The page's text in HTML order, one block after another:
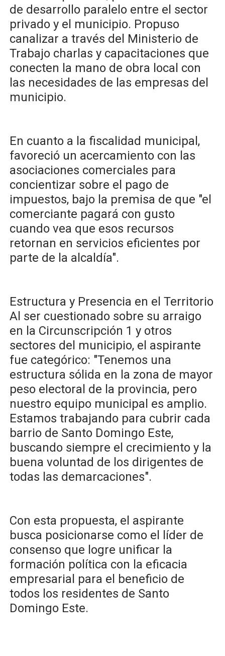
de desarrollo paralelo entre el sector
privado y el municipio. Propuso
canalizar a través del Ministerio de
Trabajo charlas y capacitaciones que
conecten la mano de obra local con
las necesidades de las empresas del
municipio.
​En cuanto a la fiscalidad municipal,
favoreció un acercamiento con las
asociaciones comerciales para
concientizar sobre el pago de
impuestos, bajo la premisa de que "el
comerciante pagará con gusto
cuando vea que esos recursos
retornan en servicios eficientes por
parte de la alcaldía".
​Estructura y Presencia en el Territorio
Al ser cuestionado sobre su arraigo
en la Circunscripción 1 y otros
sectores del municipio, el aspirante
fue categórico: "Tenemos una
estructura sólida en la zona de mayor
peso electoral de la provincia, pero
nuestro equipo municipal es amplio.
Estamos trabajando para cubrir cada
barrio de Santo Domingo Este,
buscando siempre el crecimiento y la
buena voluntad de los dirigentes de
todas las demarcaciones".
​Con esta propuesta, el aspirante
busca posicionarse como el líder de
consenso que logre unificar la
formación política con la eficacia
empresarial para el beneficio de
todos los residentes de Santo
Domingo Este.